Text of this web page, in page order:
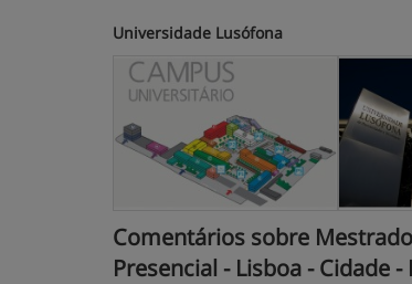
Universidade Lusófona
Comentários sobre
Presencial - Lisboa - Cidade -